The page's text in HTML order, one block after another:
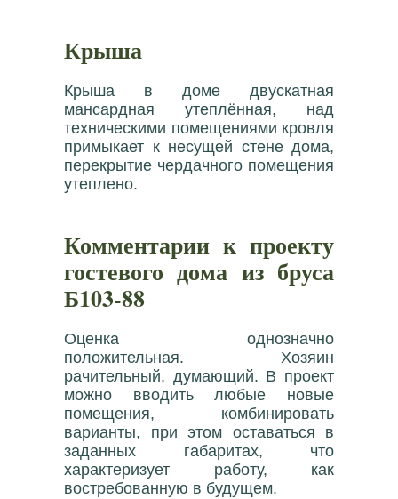
Крыша
Крыша в доме двускатная
мансардная утеплённая, над
техническими помещениями кровля
примыкает к несущей стене дома,
перекрытие чердачного помещения
утеплено.
Комментарии к проекту
гостевого дома из бруса
Б103-88
Оценка однозначно
положительная. Хозяин
рачительный, думающий. В проект
можно вводить любые новые
помещения, комбинировать
варианты, при этом оставаться в
заданных габаритах, что
характеризует работу, как
востребованную в будущем.